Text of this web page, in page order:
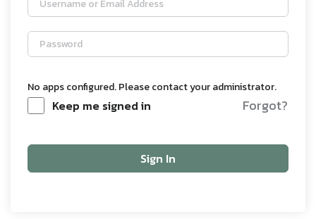
No apps configured. Please contact your administrator.
Keep me signed in Forgot?
Sign In